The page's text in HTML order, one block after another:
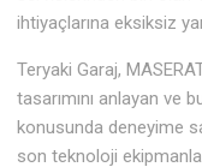
ihtiyaçlarına eksiksiz
Teryaki Garaj,
tasarımını anlayan ve
konusunda deneyime
son teknoloji